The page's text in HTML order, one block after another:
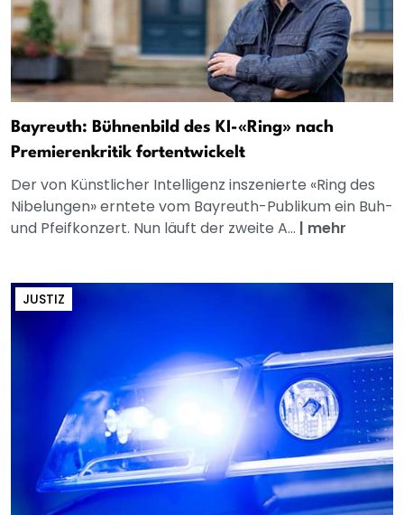
Bayreuth: Bühnenbild des KI-«Ring» nach
Premierenkritik fortentwickelt
Der von Künstlicher Intelligenz inszenierte «Ring des
Nibelungen» erntete vom Bayreuth-Publikum ein Buh-
und Pfeifkonzert. Nun läuft der zweite A... | mehr
JUSTIZ